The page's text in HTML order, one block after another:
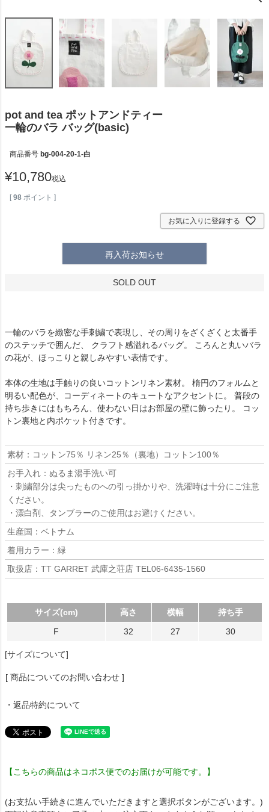
pot and tea ポットアンドティー
一輪のバラ バッグ(basic)
商品番号 bg-004-20-1-白
¥10,780税込
[ 98 ポイント ]
お気に入りに登録する
再入荷お知らせ
SOLD OUT
一輪のバラを緻密な手刺繍で表現し、その周りをざくざくと太番手
のステッチで囲んだ、 クラフト感溢れるバッグ。 ころんと丸いバラ
の花が、ほっこりと親しみやすい表情です。
本体の生地は手触りの良いコットンリネン素材。 楕円のフォルムと
明るい配色が、コーディネートのキュートなアクセントに。 普段の
持ち歩きにはもちろん、使わない日はお部屋の壁に飾ったり。 コッ
トン裏地と内ポケット付きです。
素材：コットン75％ リネン25％（裏地）コットン100％
お手入れ：ぬるま湯手洗い可
・刺繍部分は尖ったものへの引っ掛かりや、洗濯時は十分にご注意
ください。
・漂白剤、タンブラーのご使用はお避けください。
生産国：ベトナム
着用カラー：緑
取扱店：TT GARRET 武庫之荘店 TEL06-6435-1560
サイズ(cm) 高さ 横幅
持ち手
F
32 27 30
[サイズについて]
[ 商品についてのお問い合わせ ]
・返品特約について
【こちらの商品はネコポス便でのお届けが可能です。】
(お支払い手続きに進んでいただきますと選択ボタンがございます。)